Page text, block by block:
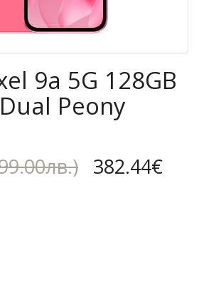
9a 5G 128GB
Peony
382.44€